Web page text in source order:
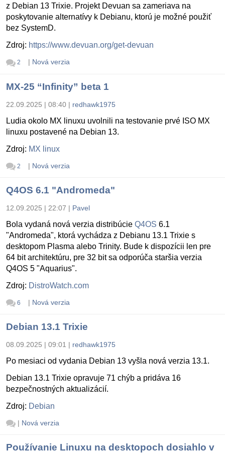
z Debian 13 Trixie. Projekt Devuan sa zameriava na
poskytovanie alternatívy k Debianu, ktorú je možné použiť
bez SystemD.
Zdroj: https://www.devuan.org/get-devuan
2 | Nová verzia
MX-25 “Infinity” beta 1
22.09.2025 | 08:40 | redhawk1975
Ludia okolo MX linuxu uvolnili na testovanie prvé ISO MX
linuxu postavené na Debian 13.
Zdroj: MX linux
2 | Nová verzia
Q4OS 6.1 "Andromeda"
12.09.2025 | 22:07 | Pavel
Bola vydaná nová verzia distribúcie Q4OS 6.1
"Andromeda", ktorá vychádza z Debianu 13.1 Trixie s
desktopom Plasma alebo Trinity. Bude k dispozícii len pre
64 bit architektúru, pre 32 bit sa odporúča staršia verzia
Q4OS 5 "Aquarius".
Zdroj: DistroWatch.com
6 | Nová verzia
Debian 13.1 Trixie
08.09.2025 | 09:01 | redhawk1975
Po mesiaci od vydania Debian 13 vyšla nová verzia 13.1.
Debian 13.1 Trixie opravuje 71 chýb a pridáva 16
bezpečnostných aktualizácií.
Zdroj: Debian
| Nová verzia
Používanie Linuxu na desktopoch dosiahlo v